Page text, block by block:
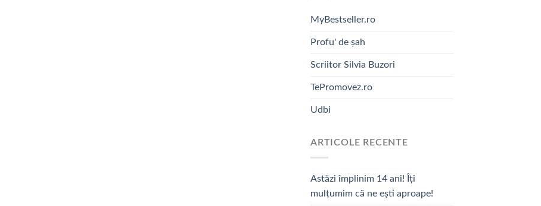
MyBestseller.ro
Profu' de șah
Scriitor Silvia Buzori
TePromovez.ro
Udbi
ARTICOLE RECENTE
Astăzi împlinim 14 ani! Îți
mulțumim că ne ești aproape!